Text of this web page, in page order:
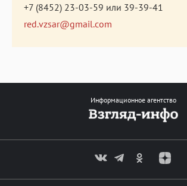
+7 (8452) 23-03-59 или 39-39-41
red.vzsar@gmail.com
Информационное агентство